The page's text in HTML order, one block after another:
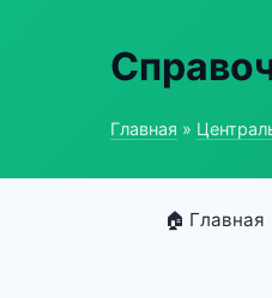
Главная »
🏠 Главная